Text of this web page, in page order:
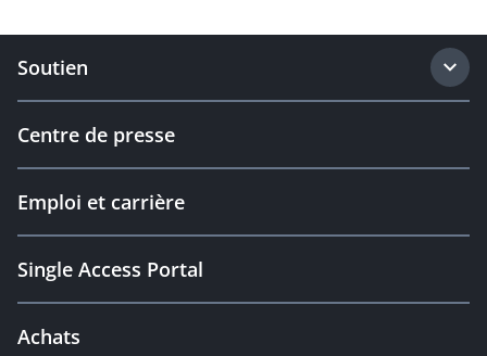
Soutien
Centre de presse
Emploi et carrière
Single Access Portal
Achats